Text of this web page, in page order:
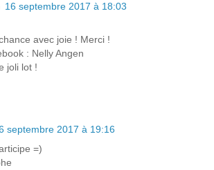
16 septembre 2017 à 18:03
avec joie ! Merci !
: Nelly Angen
joli lot !
septembre 2017 à 19:16
=)